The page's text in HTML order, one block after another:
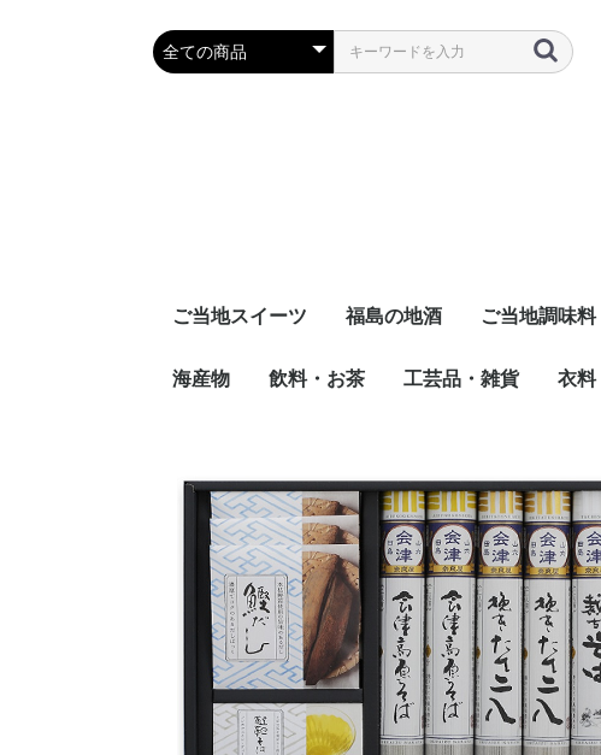
ご当地スイーツ 福島の地酒
日本酒
どぶろく
リキュール
焼酎
ご当地調味料
海産物 飲料・お茶 工芸品・雑貨 衣料